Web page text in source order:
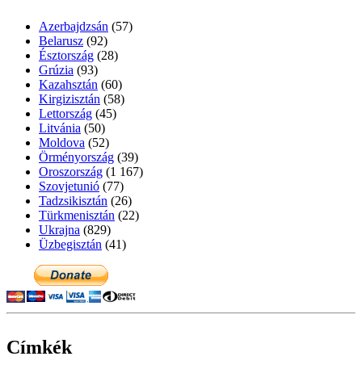
Azerbajdzsán (57)
Belarusz (92)
Észtország (28)
Grúzia (93)
Kazahsztán (60)
Kirgizisztán (58)
Lettország (45)
Litvánia (50)
Moldova (52)
Örményország (39)
Oroszország (1 167)
Szovjetunió (77)
Tadzsikisztán (26)
Türkmenisztán (22)
Ukrajna (829)
Üzbegisztán (41)
Címkék